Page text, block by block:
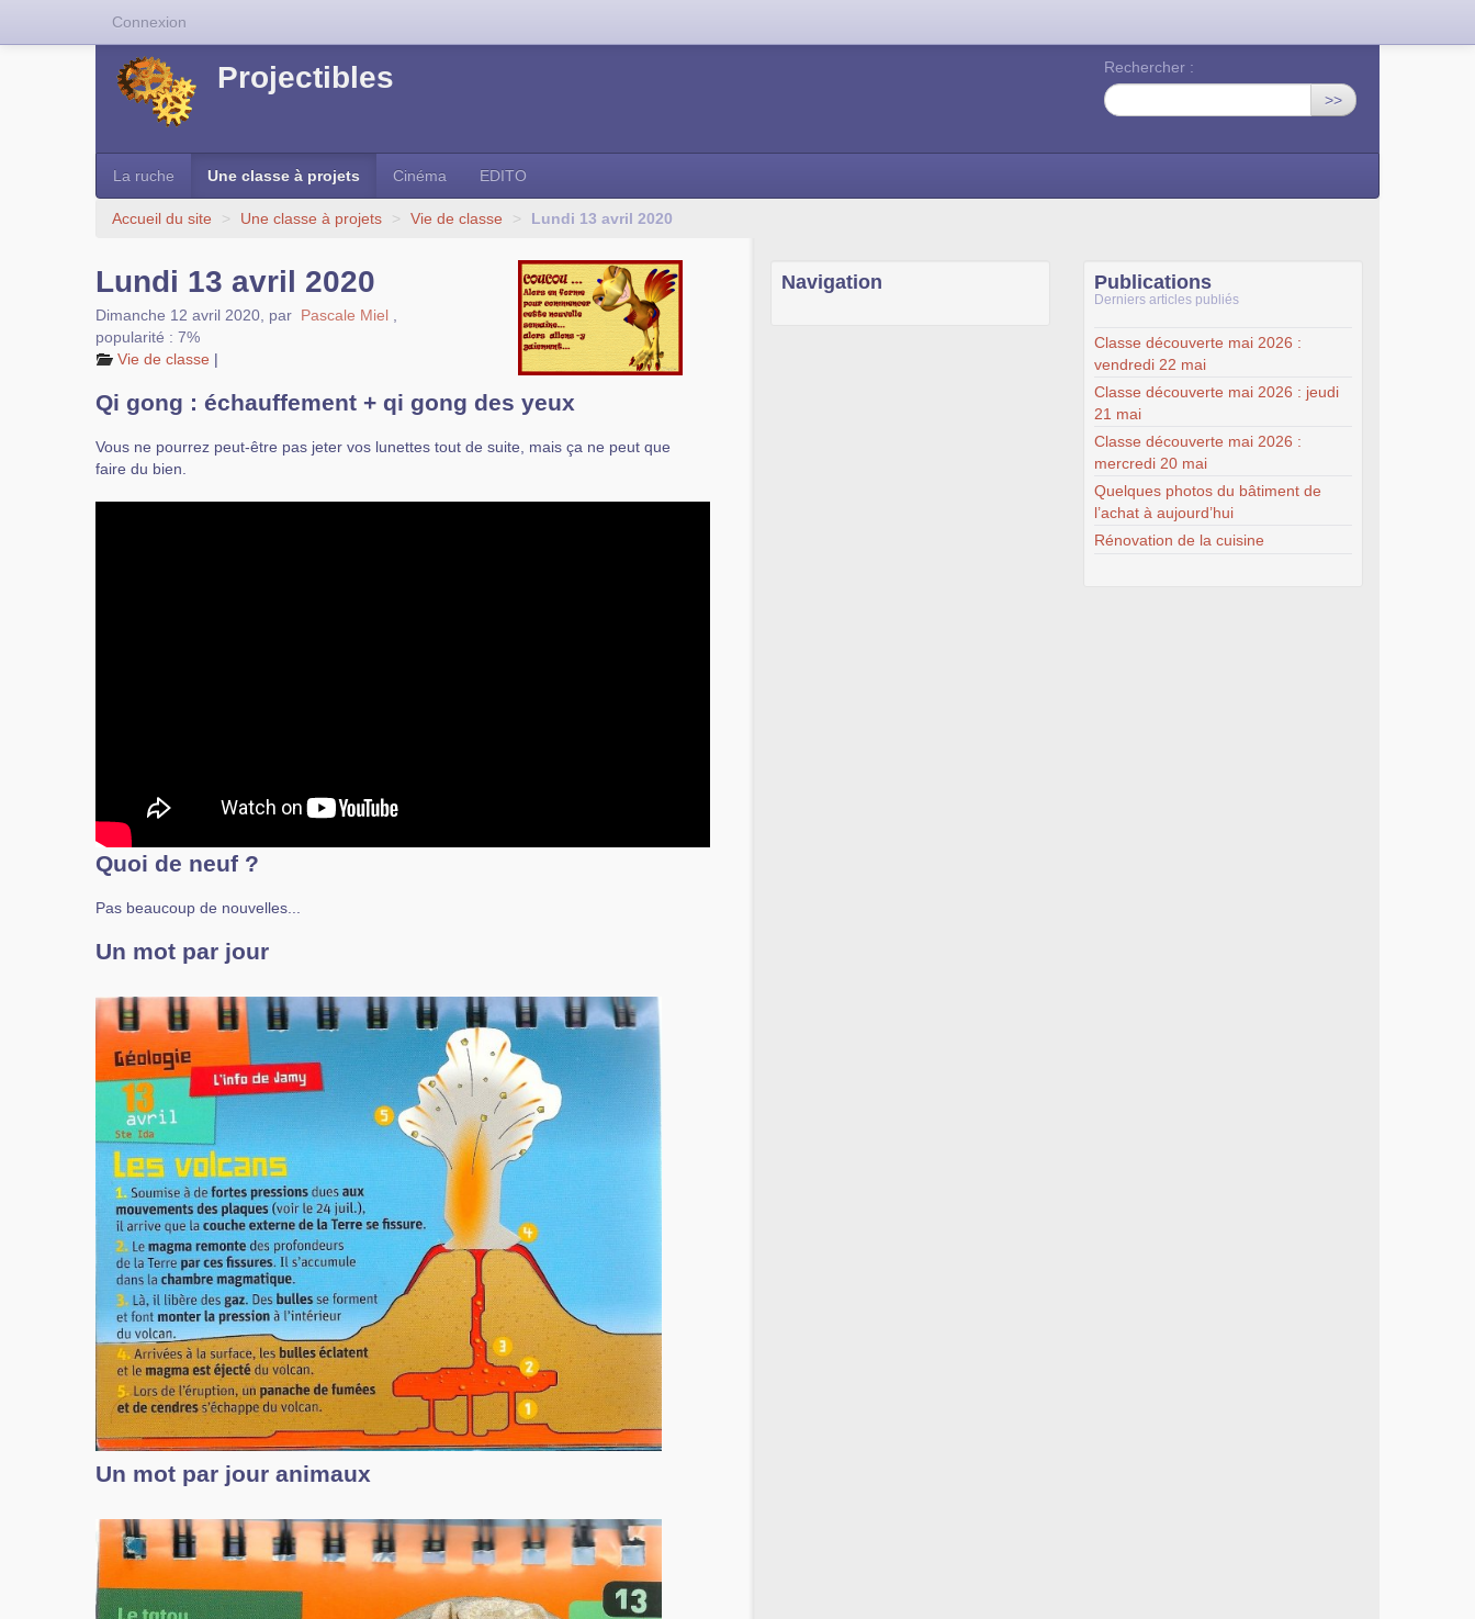
Projectibles
Rechercher :
>>
La ruche Une classe à projets Cinéma EDITO
Accueil du site > Une classe à projets > Vie de classe > Lundi 13 avril 2020
Lundi 13 avril 2020
Dimanche 12 avril 2020 par Pascale Miel
popularité : 7%
Vie de classe |
Qi gong : échauffement + qi gong des yeux
Vous ne pourrez peut-être pas jeter vos lunettes tout de suite, mais ça ne peut que
faire du bien.
Quoi de neuf ?
Pas beaucoup de nouvelles...
Un mot par jour
Un mot par jour animaux
Navigation Publications
Derniers articles publiés
Classe découverte mai 2026 :
vendredi 22 mai
Classe découverte mai 2026 : jeudi
21 mai
Classe découverte mai 2026 :
mercredi 20 mai
Quelques photos du bâtiment de
l’achat à aujourd’hui
Rénovation de la cuisine
Connexion